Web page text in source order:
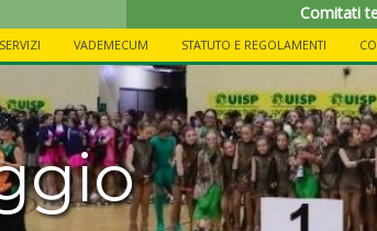
Comitati
VADEMECUM STATUTO E REGOLAMENTI